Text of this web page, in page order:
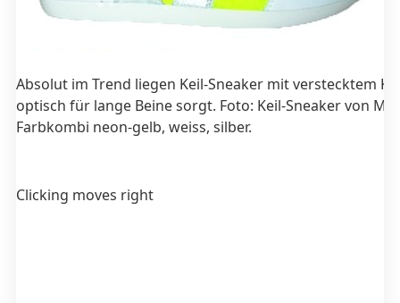
Absolut im Trend liegen Keil-Sneaker mit verstecktem
optisch für lange Beine sorgt. Foto: Keil-Sneaker von
Farbkombi neon-gelb, weiss, silber.
Clicking moves right